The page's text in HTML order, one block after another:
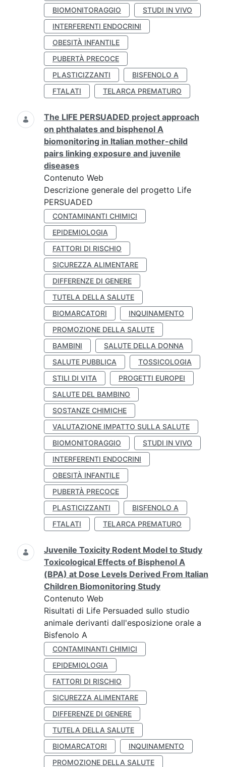
BIOMONITORAGGIO
STUDI IN VIVO
INTERFERENTI ENDOCRINI
OBESITÀ INFANTILE
PUBERTÀ PRECOCE
PLASTICIZZANTI
BISFENOLO A
FTALATI
TELARCA PREMATURO
The LIFE PERSUADED project approach
on phthalates and bisphenol A
biomonitoring in Italian mother-child
pairs linking exposure and juvenile
diseases
Contenuto Web
Descrizione generale del progetto Life
PERSUADED
CONTAMINANTI CHIMICI
EPIDEMIOLOGIA
FATTORI DI RISCHIO
SICUREZZA ALIMENTARE
DIFFERENZE DI GENERE
TUTELA DELLA SALUTE
BIOMARCATORI
INQUINAMENTO
PROMOZIONE DELLA SALUTE
BAMBINI
SALUTE DELLA DONNA
SALUTE PUBBLICA
TOSSICOLOGIA
STILI DI VITA
PROGETTI EUROPEI
SALUTE DEL BAMBINO
SOSTANZE CHIMICHE
VALUTAZIONE IMPATTO SULLA SALUTE
BIOMONITORAGGIO
STUDI IN VIVO
INTERFERENTI ENDOCRINI
OBESITÀ INFANTILE
PUBERTÀ PRECOCE
PLASTICIZZANTI
BISFENOLO A
FTALATI
TELARCA PREMATURO
Juvenile Toxicity Rodent Model to Study
Toxicological Effects of Bisphenol A
(BPA) at Dose Levels Derived From Italian
Children Biomonitoring Study
Contenuto Web
Risultati di Life Persuaded sullo studio
animale derivanti dall'esposizione orale a
Bisfenolo A
CONTAMINANTI CHIMICI
EPIDEMIOLOGIA
FATTORI DI RISCHIO
SICUREZZA ALIMENTARE
DIFFERENZE DI GENERE
TUTELA DELLA SALUTE
BIOMARCATORI
INQUINAMENTO
PROMOZIONE DELLA SALUTE